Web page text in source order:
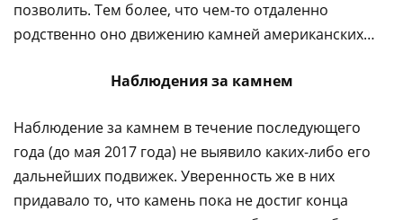
позволить. Тем более, что чем-то отдаленно
родственно оно движению камней американских…
Наблюдения за камнем
Наблюдение за камнем в течение последующего
года (до мая 2017 года) не выявило каких-либо его
дальнейших подвижек. Уверенность же в них
придавало то, что камень пока не достиг конца